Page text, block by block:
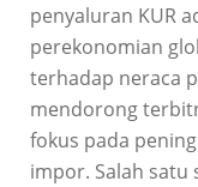
penyaluran KUR
perekonomian
terhadap neraca
mendorong
fokus pada
impor. Salah satu